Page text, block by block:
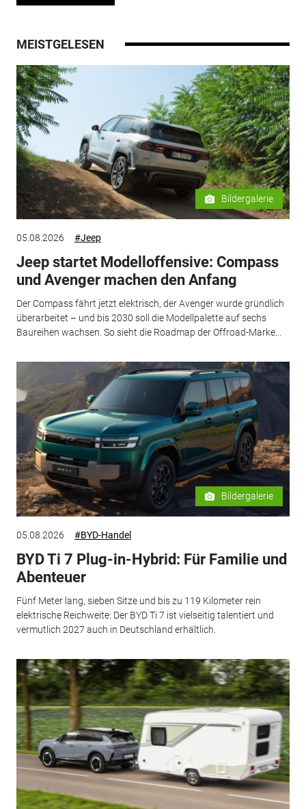
MEISTGELESEN
Bildergalerie
05.08.2026 #Jeep
Jeep startet Modelloffensive: Compass
und Avenger machen den Anfang
Der Compass fährt jetzt elektrisch, der Avenger wurde gründlich
überarbeitet – und bis 2030 soll die Modellpalette auf sechs
Baureihen wachsen. So sieht die Roadmap der Offroad-Marke...
Bildergalerie
05.08.2026 #BYD-Handel
BYD Ti 7 Plug-in-Hybrid: Für Familie und
Abenteuer
Fünf Meter lang, sieben Sitze und bis zu 119 Kilometer rein
elektrische Reichweite: Der BYD Ti 7 ist vielseitig talentiert und
vermutlich 2027 auch in Deutschland erhältlich.